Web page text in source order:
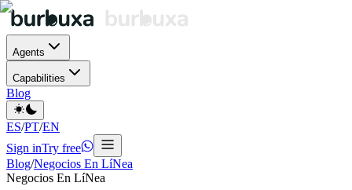
Agents
Capabilities
Blog
ES/PT/EN
Sign inTry free
Blog/Negocios En LíNea
Negocios En LíNea